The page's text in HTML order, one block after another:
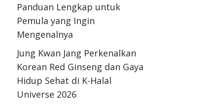
Panduan Lengkap untuk
Pemula yang Ingin
Mengenalnya
Jung Kwan Jang Perkenalkan
Korean Red Ginseng dan Gaya
Hidup Sehat di K-Halal
Universe 2026